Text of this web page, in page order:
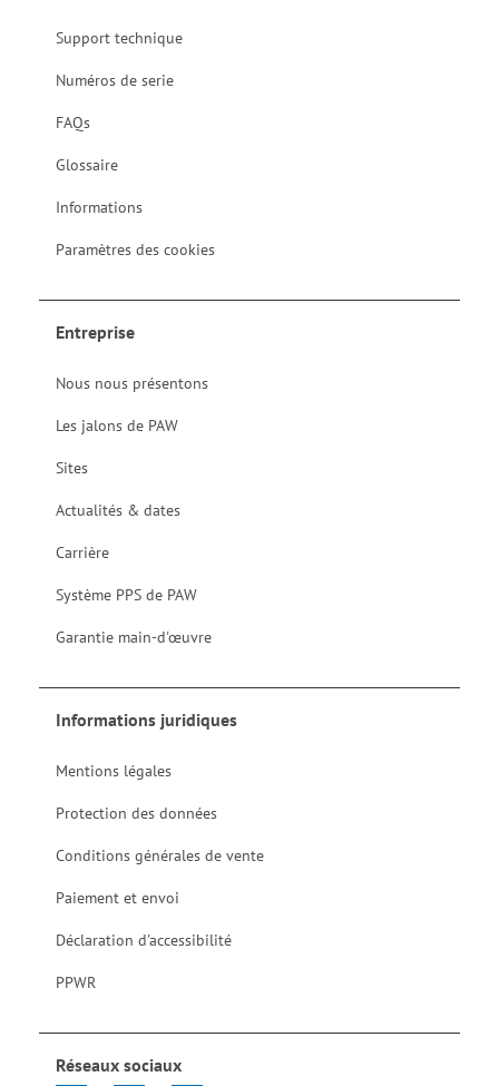
Support technique
Numéros de serie
FAQs
Glossaire
Informations
Paramètres des cookies
Entreprise
Nous nous présentons
Les jalons de PAW
Sites
Actualités & dates
Carrière
Système PPS de PAW
Garantie main-d'œuvre
Informations juridiques
Mentions légales
Protection des données
Conditions générales de vente
Paiement et envoi
Déclaration d'accessibilité
PPWR
Réseaux sociaux